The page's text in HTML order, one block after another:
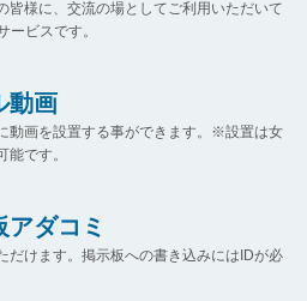
皆様に、交流の場としてご利用いただいて
ービスです。
動画
動画を設置する事ができます。※設置は女
能です。
アダコミ
だけます。掲示板への書き込みにはIDが必